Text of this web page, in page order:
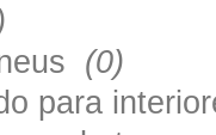
(0)
para